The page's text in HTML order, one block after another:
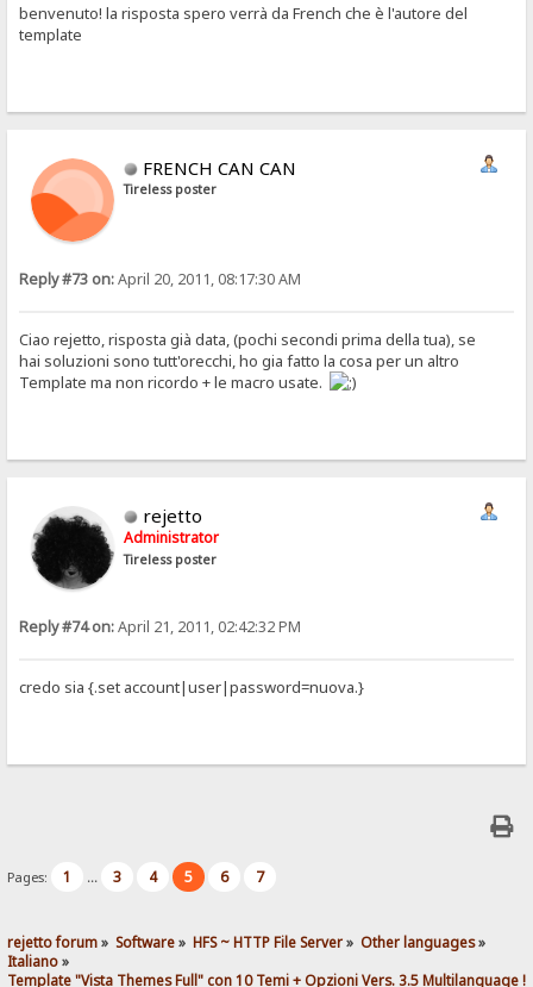
benvenuto! la risposta spero verrà da French che è l'autore del
template
FRENCH CAN CAN
Tireless poster
Reply #73 on:April 20, 2011, 08:17:30 AM
Ciao rejetto, risposta già data, (pochi secondi prima della tua), se
hai soluzioni sono tutt'orecchi, ho gia fatto la cosa per un altro
Template ma non ricordo + le macro usate.
rejetto
Administrator
Tireless poster
Reply #74 on:April 21, 2011, 02:42:32 PM
credo sia {.set account|user|password=nuova.}
Pages: 1 ... 3 4 5 6 7
rejetto forum» Software» HFS ~ HTTP File Server» Other languages»
Italiano»
Template "Vista Themes Full" con 10 Temi + Opzioni Vers. 3.5 Multilanguage !!